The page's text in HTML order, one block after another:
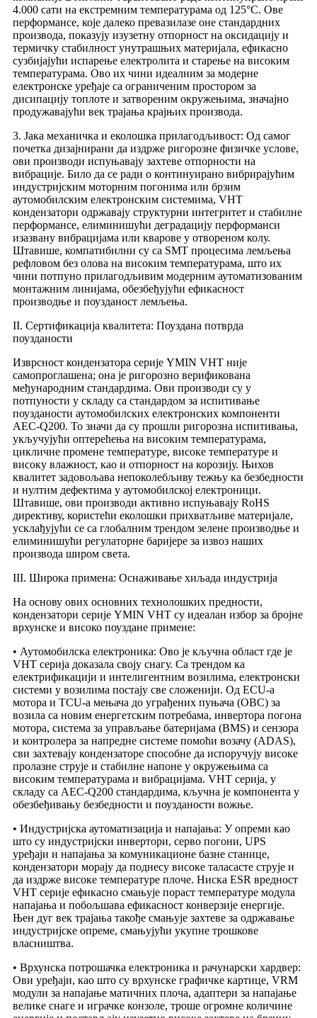
4.000 сати на екстремним температурама од 125°C. Ове
перформансе, које далеко превазилазе оне стандардних
производа, показују изузетну отпорност на оксидацију и
термичку стабилност унутрашњих материјала, ефикасно
сузбијајући испарење електролита и старење на високим
температурама. Ово их чини идеалним за модерне
електронске уређаје са ограниченим простором за
дисипацију топлоте и затвореним окружењима, значајно
продужавајући век трајања крајњих производа.
3. Јака механичка и еколошка прилагодљивост: Од самог
почетка дизајнирани да издрже ригорозне физичке услове,
ови производи испуњавају захтеве отпорности на
вибрације. Било да се ради о континуирано вибрирајућим
индустријским моторним погонима или брзим
аутомобилским електронским системима, VHT
кондензатори одржавају структурни интегритет и стабилне
перформансе, елиминишући деградацију перформанси
изазвану вибрацијама или кварове у отвореном колу.
Штавише, компатибилни су са SMT процесима лемљења
рефловом без олова на високим температурама, што их
чини потпуно прилагодљивим модерним аутоматизованим
монтажним линијама, обезбеђујући ефикасност
производње и поузданост лемљења.
II. Сертификација квалитета: Поуздана потврда
поузданости
Изврсност кондензатора серије YMIN VHT није
самопроглашена; она је ригорозно верификована
међународним стандардима. Ови производи су у
потпуности у складу са стандардом за испитивање
поузданости аутомобилских електронских компоненти
AEC-Q200. То значи да су прошли ригорозна испитивања,
укључујући оптерећења на високим температурама,
цикличне промене температуре, високе температуре и
високу влажност, као и отпорност на корозију. Њихов
квалитет задовољава непоколебљиву тежњу ка безбедности
и нултим дефектима у аутомобилској електроници.
Штавише, ови производи активно испуњавају RoHS
директиву, користећи еколошки прихватљиве материјале,
усклађујући се са глобалним трендом зелене производње и
елиминишући регулаторне баријере за извоз наших
производа широм света.
III. Широка примена: Оснаживање хиљада индустрија
На основу ових основних технолошких предности,
кондензатори серије YMIN VHT су идеалан избор за бројне
врхунске и високо поуздане примене:
• Аутомобилска електроника: Ово је кључна област где је
VHT серија доказала своју снагу. Са трендом ка
електрификацији и интелигентним возилима, електронски
системи у возилима постају све сложенији. Од ECU-а
мотора и TCU-а мењача до уграђених пуњача (OBC) за
возила са новим енергетским потребама, инвертора погона
мотора, система за управљање батеријама (BMS) и сензора
и контролера за напредне системе помоћи возачу (ADAS),
сви захтевају кондензаторе способне да испоручују високе
пролазне струје и стабилне напоне у окружењима са
високим температурама и вибрацијама. VHT серија, у
складу са AEC-Q200 стандардима, кључна је компонента у
обезбеђивању безбедности и поузданости вожње.
• Индустријска аутоматизација и напајања: У опреми као
што су индустријски инвертори, серво погони, UPS
уређаји и напајања за комуникационе базне станице,
кондензатори морају да поднесу високе таласасте струје и
да издрже високе температуре плоче. Ниска ESR вредност
VHT серије ефикасно смањује пораст температуре модула
напајања и побољшава ефикасност конверзије енергије.
Њен дуг век трајања такође смањује захтеве за одржавање
индустријске опреме, смањујући укупне трошкове
власништва.
• Врхунска потрошачка електроника и рачунарски хардвер:
Ови уређаји, као што су врхунске графичке картице, VRM
модули за напајање матичних плоча, адаптери за напајање
велике снаге и играчке конзоле, троше огромне количине